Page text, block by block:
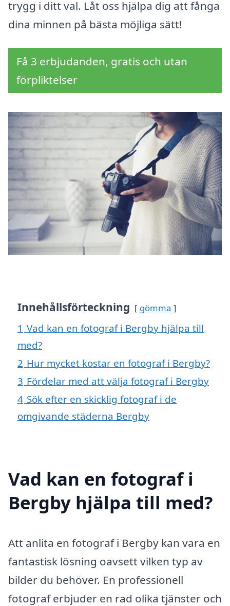
trygg i ditt val. Låt oss hjälpa dig att fånga
dina minnen på bästa möjliga sätt!
Få 3 erbjudanden, gratis och utan
förpliktelser
Innehållsförteckning gömma
1 Vad kan en fotograf i Bergby hjälpa till
med?
2 Hur mycket kostar en fotograf i Bergby?
3 Fördelar med att välja fotograf i Bergby
4 Sök efter en skicklig fotograf i de
omgivande städerna Bergby
Vad kan en fotograf i
Bergby hjälpa till med?
Att anlita en fotograf i Bergby kan vara en
fantastisk lösning oavsett vilken typ av
bilder du behöver. En professionell
fotograf erbjuder en rad olika tjänster och